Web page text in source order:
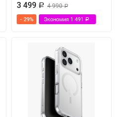
3 499 Р 4 990Р
- 29% Экономия 1 491 Р